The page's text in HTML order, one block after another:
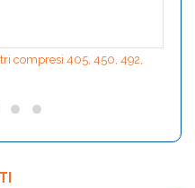
compresi 405, 450, 492,